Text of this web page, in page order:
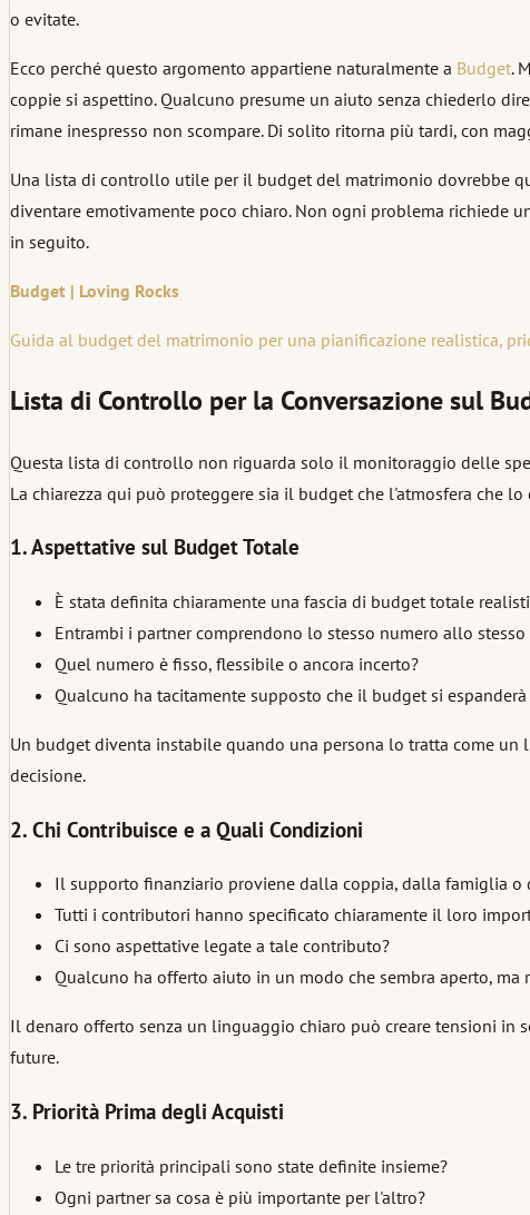
o evitate.
Ecco perché questo argomento appartiene naturalmente a Budget.
coppie si aspettino. Qualcuno presume un aiuto senza chiederlo
rimane inespresso non scompare. Di solito ritorna più tardi, con
Una lista di controllo utile per il budget del matrimonio dovrebbe
diventare emotivamente poco chiaro. Non ogni problema richiede
in seguito.
Budget | Loving Rocks
Guida al budget del matrimonio per una pianificazione realistica,
Lista di Controllo per la Conversazione sul
Questa lista di controllo non riguarda solo il monitoraggio delle
La chiarezza qui può proteggere sia il budget che l'atmosfera che lo
1. Aspettative sul Budget Totale
È stata definita chiaramente una fascia di budget totale
Entrambi i partner comprendono lo stesso numero allo stesso
Quel numero è fisso, flessibile o ancora incerto?
Qualcuno ha tacitamente supposto che il budget si
Un budget diventa instabile quando una persona lo tratta come
decisione.
2. Chi Contribuisce e a Quali Condizioni
Il supporto finanziario proviene dalla coppia, dalla famiglia o
Tutti i contributori hanno specificato chiaramente il loro
Ci sono aspettative legate a tale contributo?
Qualcuno ha offerto aiuto in un modo che sembra aperto, ma
Il denaro offerto senza un linguaggio chiaro può creare tensioni in
future.
3. Priorità Prima degli Acquisti
Le tre priorità principali sono state definite insieme?
Ogni partner sa cosa è più importante per l'altro?